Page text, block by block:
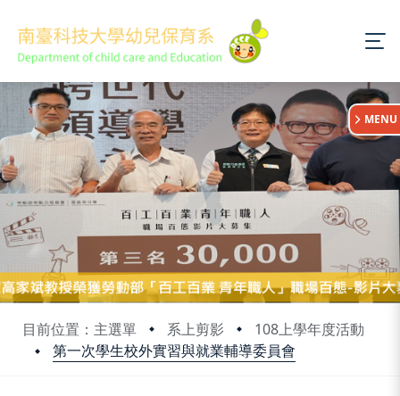
目前位置：主選單 系上剪影
108上學年度活動
第一次學生校外實習與就業輔導委員會
:::
MENU